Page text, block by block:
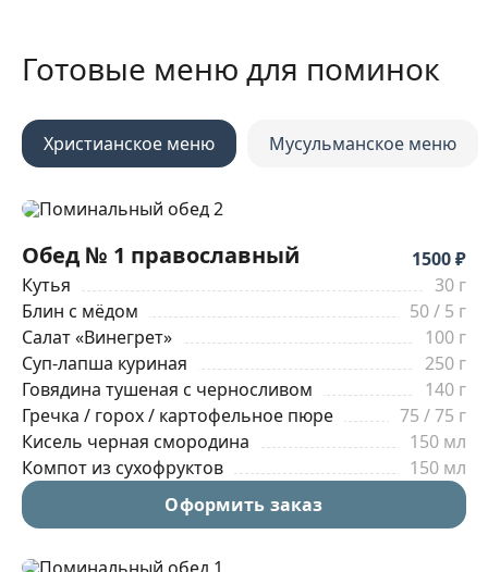
Готовые меню для поминок
Христианское меню Мусульманское меню
Обед № 1 православный
1500 ₽
Кутья
30 г
Блин с мёдом
50 / 5 г
Салат «Винегрет»
100 г
Суп-лапша куриная
250 г
Говядина тушеная с черносливом
140 г
Гречка / горох / картофельное пюре
75 / 75 г
Кисель черная смородина
150 мл
Компот из сухофруктов
150 мл
Оформить заказ